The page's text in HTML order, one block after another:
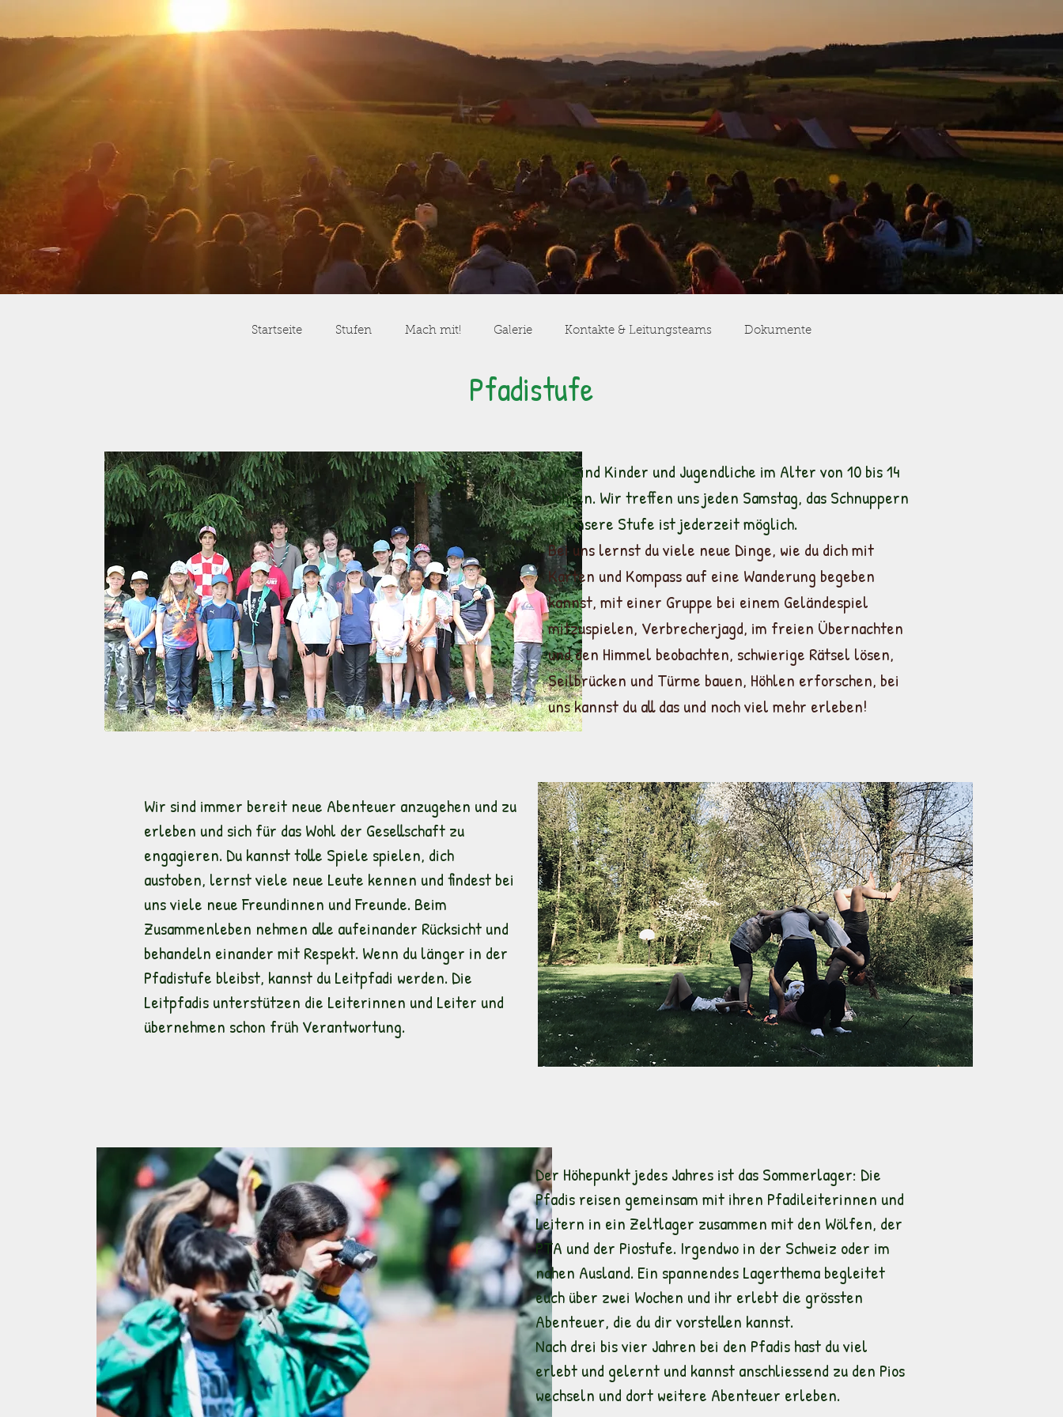
Pfadistufe
Wir sind Kinder und Jugendliche im Alter von 10 bis 14
Jahren. Wir treffen uns jeden Samstag, das Schnuppern
in unsere Stufe ist jederzeit möglich.
Bei uns lernst du viele neue Dinge, wie du dich mit
Karten und Kompass auf eine Wanderung begeben
kannst, mit einer Gruppe bei einem Geländespiel
mitzuspielen, Verbrecherjagd, im freien Übernachten
und den Himmel beobachten, schwierige Rätsel lösen,
Seilbrücken und Türme bauen, Höhlen erforschen, bei
uns kannst du all das und noch viel mehr erleben!
Wir sind immer bereit neue Abenteuer anzugehen und zu
erleben und sich für das Wohl der Gesellschaft zu
engagieren. Du kannst tolle Spiele spielen, dich
austoben, lernst viele neue Leute kennen und findest bei
uns viele neue Freundinnen und Freunde. Beim
Zusammenleben nehmen alle aufeinander Rücksicht und
behandeln einander mit Respekt. Wenn du länger in der
Pfadistufe bleibst, kannst du Leitpfadi werden. Die
Leitpfadis unterstützen die Leiterinnen und Leiter und
übernehmen schon früh Verantwortung.
Der Höhepunkt jedes Jahres ist das Sommerlager: Die
Pfadis reisen gemeinsam mit ihren Pfadileiterinnen und
Leitern in ein Zeltlager zusammen mit den Wölfen, der
PTA und der Piostufe. Irgendwo in der Schweiz oder im
nahen Ausland. Ein spannendes Lagerthema begleitet
euch über zwei Wochen und ihr erlebt die grössten
Abenteuer, die du dir vorstellen kannst.
Nach drei bis vier Jahren bei den Pfadis hast du viel
erlebt und gelernt und kannst anschliessend zu den Pios
wechseln und dort weitere Abenteuer erleben.
Startseite Stufen Mach mit! Galerie Kontakte & Leitungsteams Dokumente